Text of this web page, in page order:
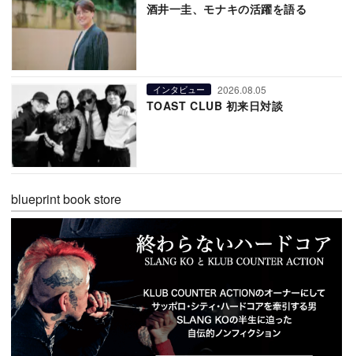
酒井一圭、モナキの活躍を語る
インタビュー 2026.08.05
TOAST CLUB 初来日対談
blueprint book store